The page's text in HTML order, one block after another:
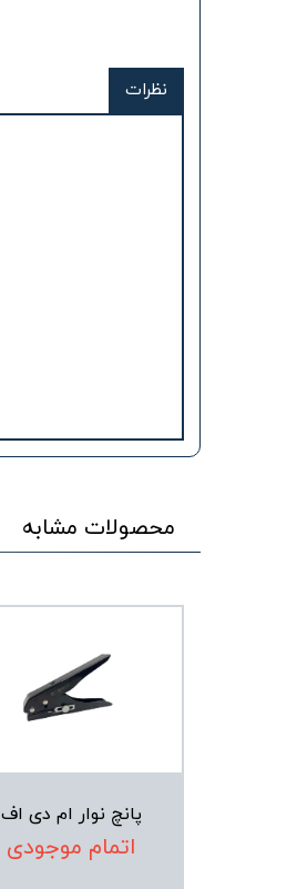
نظرات
محصولات مشابه
پانچ نوار ام دی اف
اتمام موجودی